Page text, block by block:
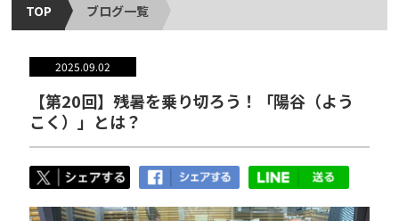
TOP ブログ一覧
2025.09.02
【第20回】残暑を乗り切ろう！「陽谷（よう
こく）」とは？